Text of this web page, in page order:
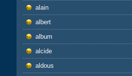
alain
albert
album
alcide
aldous